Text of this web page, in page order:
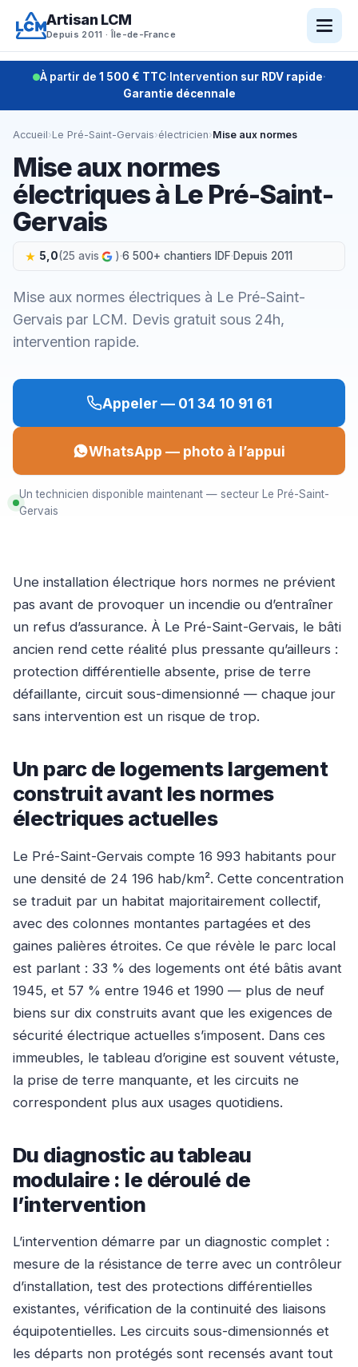
contenu
Artisan LCM
Depuis 2011 · Île-de-France
À partir de 1 500 € TTC· Intervention sur RDV rapide·
Garantie décennale
Accueil›Le Pré-Saint-Gervais›électricien›Mise aux normes
Mise aux normes
électriques à Le Pré-Saint-
Gervais
5,0(25 avis )·6 500+ chantiers IDF·Depuis 2011
Mise aux normes électriques à Le Pré-Saint-
Gervais par LCM. Devis gratuit sous 24h,
intervention rapide.
Appeler — 01 34 10 91 61
WhatsApp — photo à l’appui
Un technicien disponible maintenant — secteur Le Pré-Saint-
Gervais
Une installation électrique hors normes ne prévient
pas avant de provoquer un incendie ou d’entraîner
un refus d’assurance. À Le Pré-Saint-Gervais, le bâti
ancien rend cette réalité plus pressante qu’ailleurs :
protection différentielle absente, prise de terre
défaillante, circuit sous-dimensionné — chaque jour
sans intervention est un risque de trop.
Un parc de logements largement
construit avant les normes
électriques actuelles
Le Pré-Saint-Gervais compte 16 993 habitants pour
une densité de 24 196 hab/km². Cette concentration
se traduit par un habitat majoritairement collectif,
avec des colonnes montantes partagées et des
gaines palières étroites. Ce que révèle le parc local
est parlant : 33 % des logements ont été bâtis avant
1945, et 57 % entre 1946 et 1990 — plus de neuf
biens sur dix construits avant que les exigences de
sécurité électrique actuelles s’imposent. Dans ces
immeubles, le tableau d’origine est souvent vétuste,
la prise de terre manquante, et les circuits ne
correspondent plus aux usages quotidiens.
Du diagnostic au tableau
modulaire : le déroulé de
l’intervention
L’intervention démarre par un diagnostic complet :
mesure de la résistance de terre avec un contrôleur
d’installation, test des protections différentielles
existantes, vérification de la continuité des liaisons
équipotentielles. Les circuits sous-dimensionnés et
les départs non protégés sont recensés avant tout